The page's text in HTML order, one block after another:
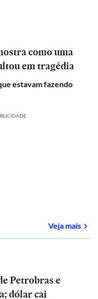
como uma
em tragédia
estavam fazendo
Veja mais
Petrobras e
dólar cai